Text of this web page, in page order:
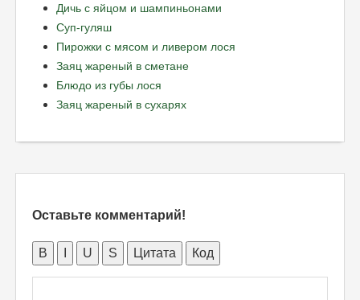
Дичь с яйцом и шампиньонами
Суп-гуляш
Пирожки с мясом и ливером лося
Заяц жареный в сметане
Блюдо из губы лося
Заяц жареный в сухарях
Оставьте комментарий!
B U S Цитата Код